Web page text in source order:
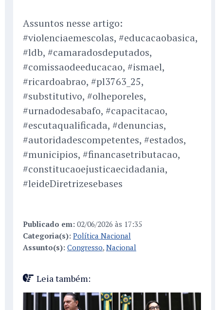
Assuntos nesse artigo:
#violenciaemescolas, #educacaobasica,
#ldb, #camaradosdeputados,
#comissaodeeducacao, #ismael,
#ricardoabrao, #pl3763_25,
#substitutivo, #olheporeles,
#urnadodesabafo, #capacitacao,
#escutaqualificada, #denuncias,
#autoridadescompetentes, #estados,
#municipios, #financasetributacao,
#constitucaoejusticaecidadania,
#leideDiretrizesebases
Publicado em: 02/06/2026 às 17:35
Categoria(s): Política Nacional
Assunto(s): Congresso, Nacional
Leia também: